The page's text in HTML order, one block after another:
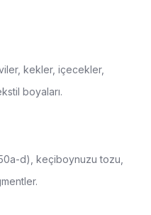
kekler, içecekler,
boyaları.
d), keçiboynuzu tozu,